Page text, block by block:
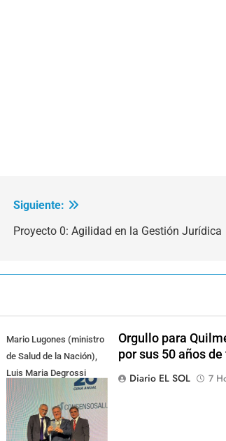
Siguiente:
Proyecto 0: Agilidad en la Gestión Jurídica
Mario Lugones (ministro
de Salud de la Nación),
Luis Maria Degrossi
(Presidente de Apres
Salud) y Cristian Mazza
(Presidente de ALAMI)
Orgullo para
por sus 50 años
Diario EL SOL
7